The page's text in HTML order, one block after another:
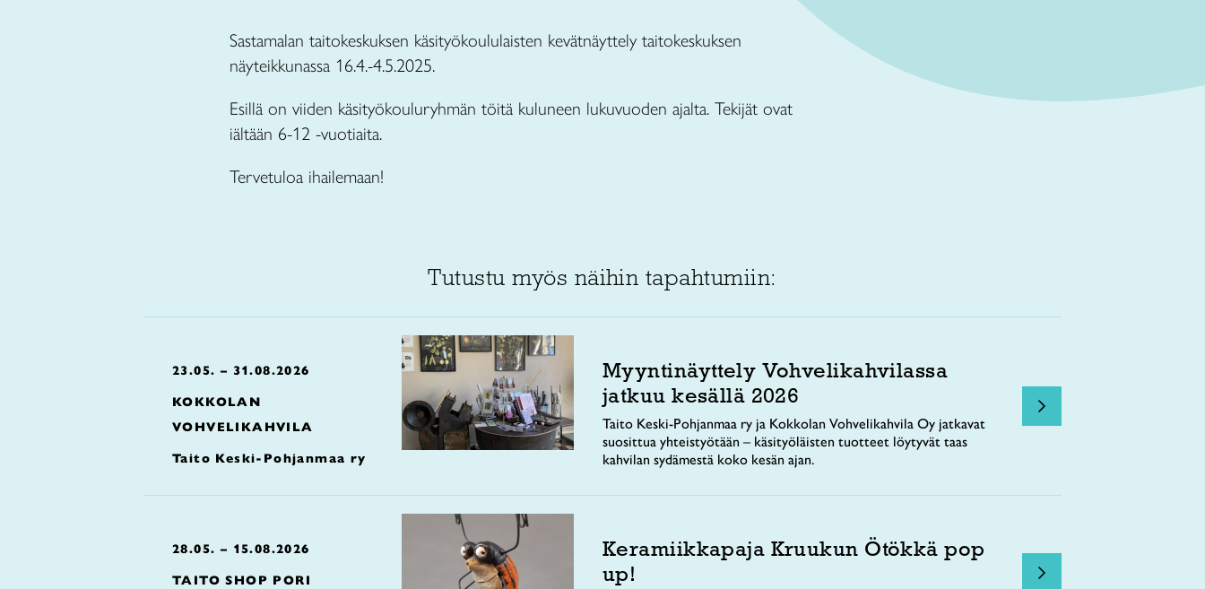
Sastamalan taitokeskuksen käsityökoululaisten kevätnäyttely taitokeskuksen
näyteikkunassa 16.4.-4.5.2025.
Esillä on viiden käsityökouluryhmän töitä kuluneen lukuvuoden ajalta. Tekijät ovat
iältään 6-12 -vuotiaita.
Tervetuloa ihailemaan!
Tutustu myös näihin tapahtumiin:
23.05. – 31.08.2026
KOKKOLAN
VOHVELIKAHVILA
Taito Keski-Pohjanmaa ry
Myyntinäyttely Vohvelikahvilassa
jatkuu kesällä 2026
Taito Keski-Pohjanmaa ry ja Kokkolan Vohvelikahvila Oy jatkavat
suosittua yhteistyötään – käsityöläisten tuotteet löytyvät taas
kahvilan sydämestä koko kesän ajan.
28.05. – 15.08.2026
TAITO SHOP PORI
Keramiikkapaja Kruukun Ötökkä pop
up!